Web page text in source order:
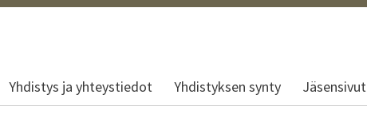
Yhdistys ja yhteystiedot Yhdistyksen synty Jäsensivut